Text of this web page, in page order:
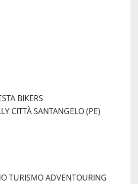
BIKERS
CITTÀ SANTANGELO (PE)
TURISMO ADVENTOURING